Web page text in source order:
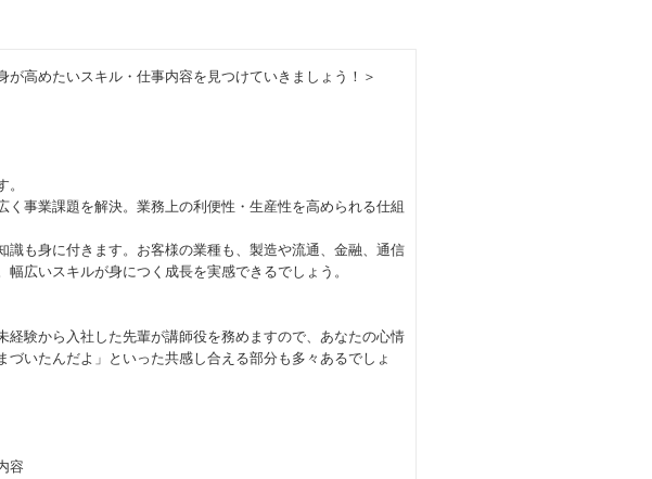
高めたいスキル・仕事内容を見つけていきましょう！＞
事業課題を解決。業務上の利便性・生産性を高められる仕組
も身に付きます。お客様の業種も、製造や流通、金融、通信
広いスキルが身につく成長を実感できるでしょう。
験から入社した先輩が講師役を務めますので、あなたの心情
いたんだよ」といった共感し合える部分も多々あるでしょ
容